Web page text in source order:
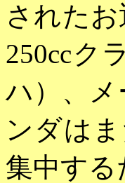
された
250ccク
ハ）、
ンダは
集中する